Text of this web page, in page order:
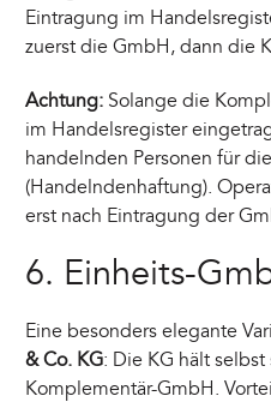
Eintragung im
zuerst die GmbH, dann die
Achtung: Solange die
im Handelsregister
handelnden Personen für
(Handelndenhaftung).
erst nach Eintragung der
6. Einheits-
Eine besonders elegante
& Co. KG: Die KG hält
Komplementär-GmbH.